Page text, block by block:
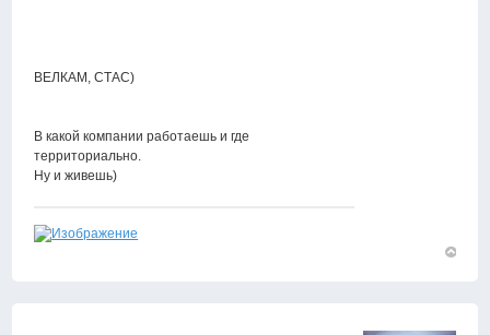
ВЕЛКАМ, СТАС)
В какой компании работаешь и где
территориально.
Ну и живешь)